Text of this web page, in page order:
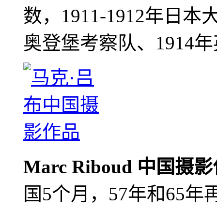
数，1911-1912年日本
奥登堡考察队、1914
Marc Riboud 中国摄
国5个月，57年和65年